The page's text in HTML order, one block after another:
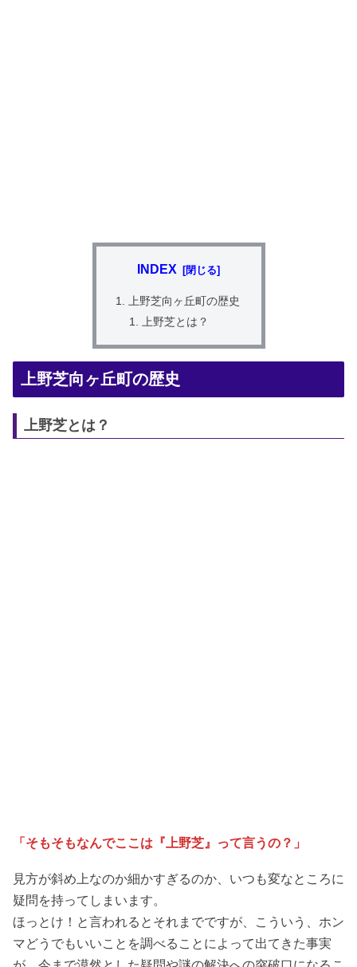
INDEX
上野芝向ヶ丘町の歴史
上野芝とは？
上野芝向ヶ丘町の歴史
上野芝とは？
「そもそもなんでここは『上野芝』って言うの？」
見方が斜め上なのか細かすぎるのか、いつも変なところに
疑問を持ってしまいます。
ほっとけ！と言われるとそれまでですが、こういう、ホン
マどうでもいいことを調べることによって出てきた事実